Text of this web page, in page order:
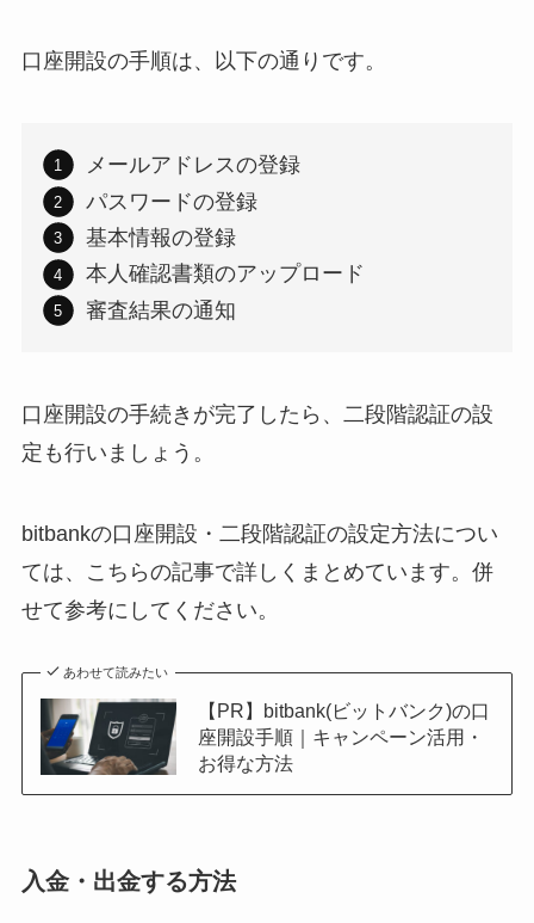
口座開設の手順は、以下の通りです。
メールアドレスの登録
パスワードの登録
基本情報の登録
本人確認書類のアップロード
審査結果の通知
口座開設の手続きが完了したら、二段階認証の設
定も行いましょう。
bitbankの口座開設・二段階認証の設定方法につい
ては、こちらの記事で詳しくまとめています。併
せて参考にしてください。
あわせて読みたい
【PR】bitbank(ビットバンク)の口
座開設手順｜キャンペーン活用・
お得な方法
入金・出金する方法